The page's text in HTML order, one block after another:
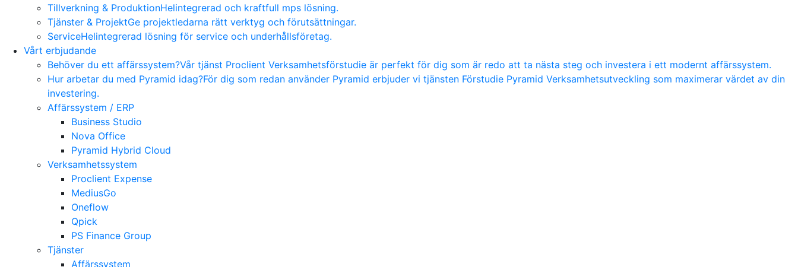
Tillverkning & ProduktionHelintegrerad och kraftfull mps lösning.
Tjänster & ProjektGe projektledarna rätt verktyg och förutsättningar.
ServiceHelintegrerad lösning för service och underhållsföretag.
Vårt erbjudande
Behöver du ett affärssystem?Vår tjänst Proclient Verksamhetsförstudie är perfekt för dig som är redo att ta nästa steg och investera i ett modernt affärssystem.
Hur arbetar du med Pyramid idag?För dig som redan använder Pyramid erbjuder vi tjänsten Förstudie Pyramid Verksamhetsutveckling som maximerar värdet av din
investering.
Affärssystem / ERP
Business Studio
Nova Office
Pyramid Hybrid Cloud
Verksamhetssystem
Proclient Expense
MediusGo
Oneflow
Qpick
PS Finance Group
Tjänster
Affärssystem